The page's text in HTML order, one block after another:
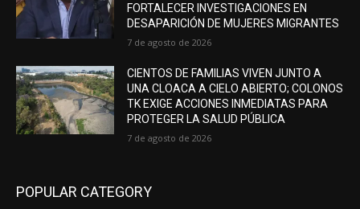
FORTALECER INVESTIGACIONES EN
DESAPARICIÓN DE MUJERES MIGRANTES
7 de agosto de 2026
CIENTOS DE FAMILIAS VIVEN JUNTO A
UNA CLOACA A CIELO ABIERTO; COLONOS
TK EXIGE ACCIONES INMEDIATAS PARA
PROTEGER LA SALUD PÚBLICA
7 de agosto de 2026
POPULAR CATEGORY